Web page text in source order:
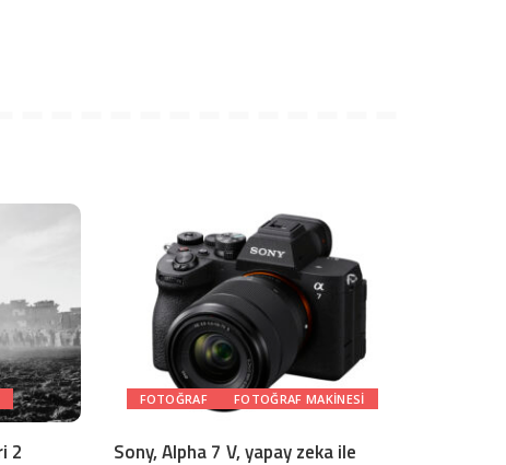
2
FOTOĞRAF FOTOĞRAF MAKINESI
Sony, Alpha 7 V, yapay zeka ile